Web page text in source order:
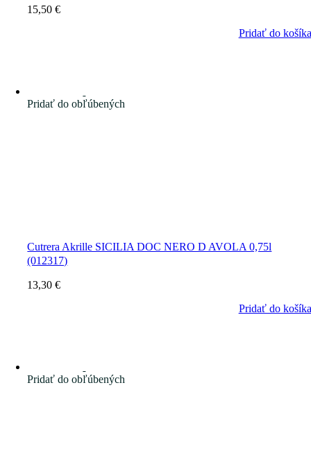
15,50€
Pridať do košíka
Pridať do obľúbených
Cutrera Akrille SICILIA DOC NERO D AVOLA 0,75l
(012317)
13,30€
Pridať do košíka
Pridať do obľúbených